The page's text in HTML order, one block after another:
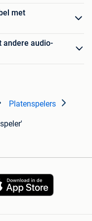
met
andere audio-
Platenspelers